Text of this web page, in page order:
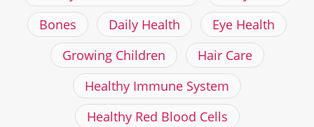
Bones
Daily Health
Eye Health
Growing Children
Hair Care
Healthy Immune System
Healthy Red Blood Cells